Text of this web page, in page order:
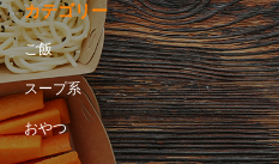
カテゴリー
ご飯
スープ系
おやつ